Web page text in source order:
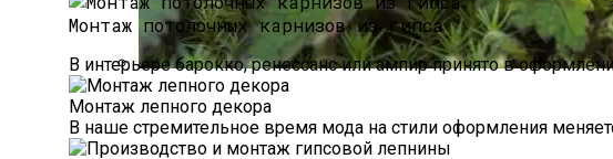
Что Такое Княженика, Где Произрастает Ягода, Как
Монтаж потолочных карнизов из гипса
В интерьере барокко, ренессанс или ампир принято в
Монтаж лепного декора
В наше стремительное время мода на стили оформления